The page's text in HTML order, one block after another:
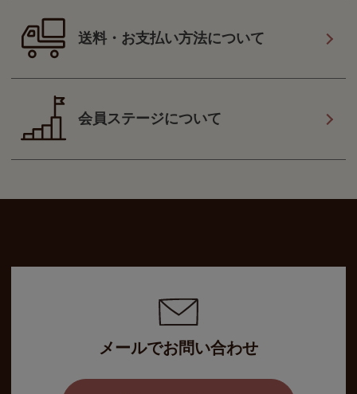
送料・お支払い方法について
会員ステージについて
メールでお問い合わせ